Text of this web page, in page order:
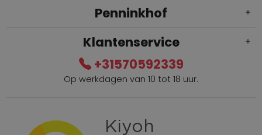
Penninkhof
Gratis verzending vanaf € 100,=
Klantenservice
+31570592339
Op werkdagen van 10 tot 18 uur.